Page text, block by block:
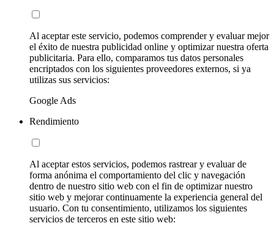
Al aceptar este servicio, podemos comprender y evaluar mejor
el éxito de nuestra publicidad online y optimizar nuestra oferta
publicitaria. Para ello, comparamos tus datos personales
encriptados con los siguientes proveedores externos, si ya
utilizas sus servicios:
Google Ads
Rendimiento
Al aceptar estos servicios, podemos rastrear y evaluar de
forma anónima el comportamiento del clic y navegación
dentro de nuestro sitio web con el fin de optimizar nuestro
sitio web y mejorar continuamente la experiencia general del
usuario. Con tu consentimiento, utilizamos los siguientes
servicios de terceros en este sitio web: